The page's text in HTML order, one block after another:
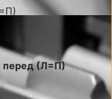
перед (Л=П)